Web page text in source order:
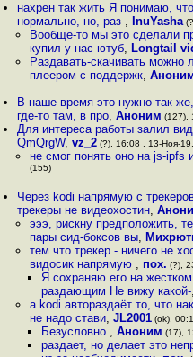
нахрен так жить Я понимаю,
нормально, но, раз , InuYasha
Вообще-то мы это сделали
купил у нас ютуб, Longtail
Раздавать-скачивать можно
плеером с поддержк,
В наше время это нужно так
где-то там, в про,Аноним (127),
Для интереса работы залил
QmQrgW,vz_2 (?), 16:08 , 13-Ноя-
не смог понять оно на js-ipfs
(155)
Через kodi напрямую с
трекеры не видеохостин,
эээ, рискну предположить,
пары сид-боксов вы,
тем что трекер - ничего не
видосик напрямую , пох. (?),
Я сохраняю его на
раздающим Не вижу какой-,
а kodi автораздаёт то, что
не надо стави, JL2001(ok),
Безусловно , Аноним (17),
раздает, но делает это